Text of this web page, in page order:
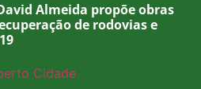
Almeida propõe obras
de rodovias e